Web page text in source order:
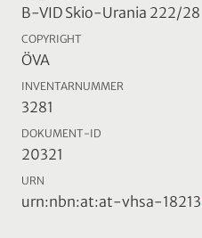
B-VID Skio-Urania 222/28
COPYRIGHT
ÖVA
INVENTARNUMMER
3281
DOKUMENT-ID
20321
URN
urn:nbn:at:at-vhsa-18213